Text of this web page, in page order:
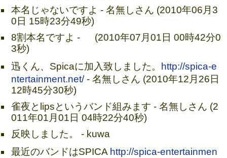
本名じゃないですよ - 名無しさん (2010年06月3
0日 15時23分49秒)
8割本名ですよ - (2010年07月01日 00時42分0
3秒)
迅くん、Spicaに加入致しました。
http://spica-e
ntertainment.net/- 名無しさん (2010年12月26日
12時45分30秒)
雀夜とlipsというバンド組みます - 名無しさん (2
011年01月01日 04時22分40秒)
反映しました。 - kuwa
最近のバンドはSPICA http://spica-entertainmen